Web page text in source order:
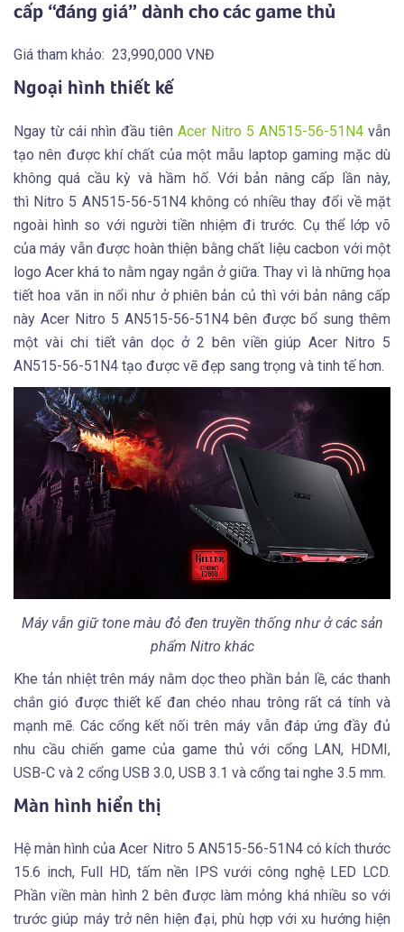
cấp “đáng giá” dành cho các game thủ
Giá tham khảo: 23,990,000 VNĐ
Ngoại hình thiết kế
Ngay từ cái nhìn đầu tiên Acer Nitro 5 AN515-56-51N4 vẫn
tạo nên được khí chất của một mẫu laptop gaming mặc dù
không quá cầu kỳ và hầm hố. Với bản nâng cấp lần này,
thì Nitro 5 AN515-56-51N4 không có nhiều thay đổi về mặt
ngoài hình so với người tiền nhiệm đi trước. Cụ thể lớp võ
của máy vẫn được hoàn thiện bằng chất liệu cacbon với một
logo Acer khá to nằm ngay ngắn ở giữa. Thay vì là những họa
tiết hoa văn in nổi như ở phiên bản củ thì với bản nâng cấp
này Acer Nitro 5 AN515-56-51N4 bên được bổ sung thêm
một vài chi tiết vân dọc ở 2 bên viền giúp Acer Nitro 5
AN515-56-51N4 tạo được vẽ đẹp sang trọng và tinh tế hơn.
Máy vẫn giữ tone màu đỏ đen truyền thống như ở các sản
phẩm Nitro khác
Khe tản nhiệt trên máy nằm dọc theo phần bản lề, các thanh
chắn gió được thiết kế đan chéo nhau trông rất cá tính và
mạnh mẽ. Các cổng kết nối trên máy vẫn đáp ứng đầy đủ
nhu cầu chiến game của game thủ với cổng LAN, HDMI,
USB-C và 2 cổng USB 3.0, USB 3.1 và cổng tai nghe 3.5 mm.
Màn hình hiển thị
Hệ màn hình của Acer Nitro 5 AN515-56-51N4 có kích thước
15.6 inch, Full HD, tấm nền IPS vưới công nghệ LED LCD.
Phần viền màn hình 2 bên được làm mỏng khá nhiều so với
trước giúp máy trở nên hiện đại, phù hợp với xu hướng hiện